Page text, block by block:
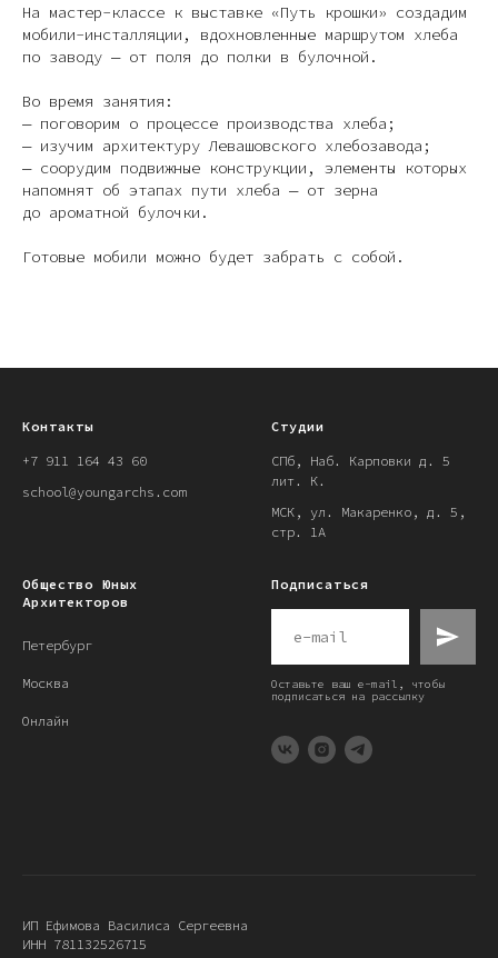
На мастер-классе к выставке «Путь крошки» создадим
мобили-инсталляции, вдохновленные маршрутом хлеба
по заводу — от поля до полки в булочной.
Во время занятия:
— поговорим о процессе производства хлеба;
— изучим архитектуру Левашовского хлебозавода;
— соорудим подвижные конструкции, элементы которых
напомнят об этапах пути хлеба — от зерна
до ароматной булочки.
Готовые мобили можно будет забрать с собой.
Контакты
+7 911 164 43 60
school@youngarchs.com
Студии
СПб, Наб. Карповки д. 5
лит. К.
МСК, ул. Макаренко, д. 5,
стр. 1А
Общество Юных
Архитекторов
Петербург
Москва
Онлайн
Подписаться
Оставьте ваш e-mail, чтобы
подписаться на рассылку
ИП Ефимова Василиса Сергеевна
ИНН 781132526715